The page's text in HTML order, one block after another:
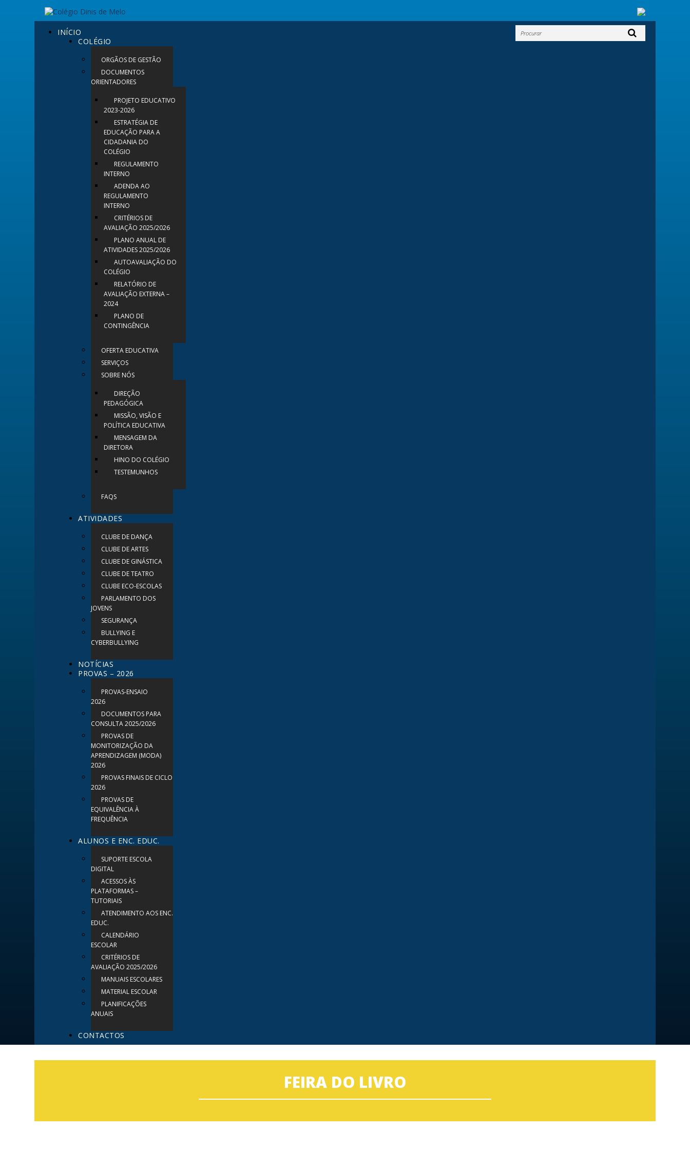
INÍCIO
COLÉGIO
ORGÃOS DE GESTÃO
DOCUMENTOS
ORIENTADORES
PROJETO EDUCATIVO
2023-2026
ESTRATÉGIA DE
EDUCAÇÃO PARA A
CIDADANIA DO
COLÉGIO
REGULAMENTO
INTERNO
ADENDA AO
REGULAMENTO
INTERNO
CRITÉRIOS DE
AVALIAÇÃO 2025/2026
PLANO ANUAL DE
ATIVIDADES 2025/2026
AUTOAVALIAÇÃO DO
COLÉGIO
RELATÓRIO DE
AVALIAÇÃO EXTERNA –
2024
PLANO DE
CONTINGÊNCIA
OFERTA EDUCATIVA
SERVIÇOS
SOBRE NÓS
DIREÇÃO
PEDAGÓGICA
MISSÃO, VISÃO E
POLÍTICA EDUCATIVA
MENSAGEM DA
DIRETORA
HINO DO COLÉGIO
TESTEMUNHOS
FAQS
ATIVIDADES
CLUBE DE DANÇA
CLUBE DE ARTES
CLUBE DE GINÁSTICA
CLUBE DE TEATRO
CLUBE ECO-ESCOLAS
PARLAMENTO DOS
JOVENS
SEGURANÇA
BULLYING E
CYBERBULLYING
NOTÍCIAS
PROVAS – 2026
PROVAS-ENSAIO
2026
DOCUMENTOS PARA
CONSULTA 2025/2026
PROVAS DE
MONITORIZAÇÃO DA
APRENDIZAGEM (MODA)
2026
PROVAS FINAIS DE CICLO
2026
PROVAS DE
EQUIVALÊNCIA À
FREQUÊNCIA
ALUNOS E ENC. EDUC.
SUPORTE ESCOLA
DIGITAL
ACESSOS ÀS
PLATAFORMAS –
TUTORIAIS
ATENDIMENTO AOS ENC.
EDUC.
CALENDÁRIO
ESCOLAR
CRITÉRIOS DE
AVALIAÇÃO 2025/2026
MANUAIS ESCOLARES
MATERIAL ESCOLAR
PLANIFICAÇÕES
ANUAIS
CONTACTOS
FEIRA DO LIVRO